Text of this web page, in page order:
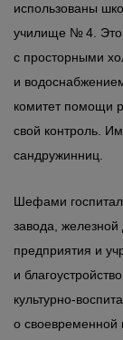
использованы
училище № 4. Это
с просторными
и
комитет помощи
свой контроль.
сандружинниц.
Шефами
завода,
предприятия и
и
культурно-
о своевременной